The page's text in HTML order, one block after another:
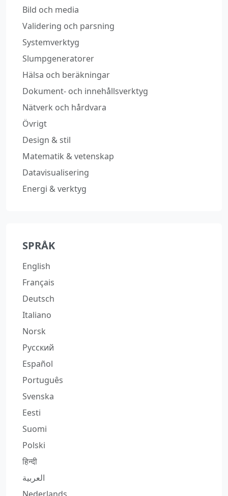
Bild och media
Validering och parsning
Systemverktyg
Slumpgeneratorer
Hälsa och beräkningar
Dokument‑ och innehållsverktyg
Nätverk och hårdvara
Övrigt
Design & stil
Matematik & vetenskap
Datavisualisering
Energi & verktyg
SPRÅK
English
Français
Deutsch
Italiano
Norsk
Русский
Español
Português
Svenska
Eesti
Suomi
Polski
हिन्दी
العربية